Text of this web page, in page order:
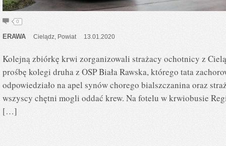
0
ERAWA Cielądz Powiat 13.01.2020
Kolejną zbiórkę krwi zorganizowali strażacy ochotnicy z
prośbę kolegi druha z OSP Biała Rawska, którego tata
odpowiedziało na apel synów chorego bialszczanina oraz
wszyscy chętni mogli oddać krew. Na fotelu w krwiobusie
[…]